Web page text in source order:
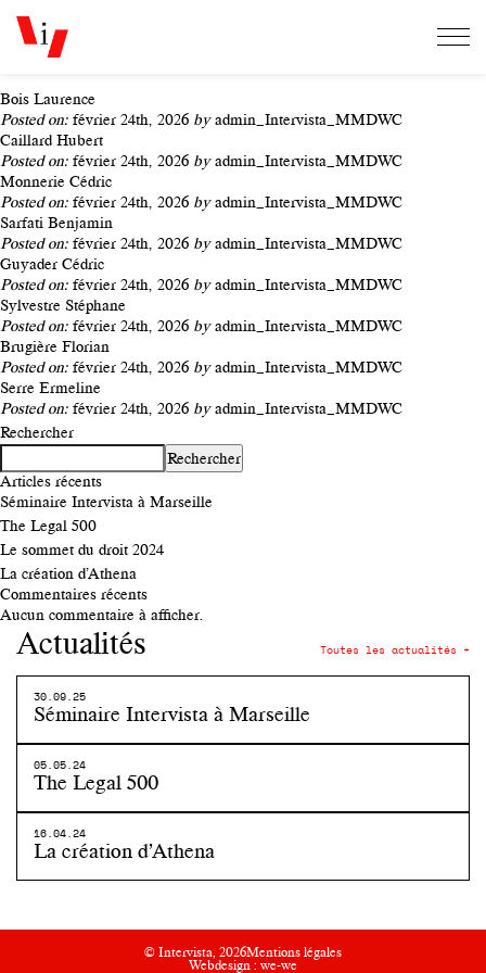
Bois Laurence
Posted on: février 24th, 2026 by admin_Intervista_MMDWC
Caillard Hubert
Posted on: février 24th, 2026 by admin_Intervista_MMDWC
Monnerie Cédric
Posted on: février 24th, 2026 by admin_Intervista_MMDWC
Sarfati Benjamin
Posted on: février 24th, 2026 by admin_Intervista_MMDWC
Guyader Cédric
Posted on: février 24th, 2026 by admin_Intervista_MMDWC
Sylvestre Stéphane
Posted on: février 24th, 2026 by admin_Intervista_MMDWC
Brugière Florian
Posted on: février 24th, 2026 by admin_Intervista_MMDWC
Serre Ermeline
Posted on: février 24th, 2026 by admin_Intervista_MMDWC
Rechercher
Rechercher
Articles récents
Séminaire Intervista à Marseille
The Legal 500
Le sommet du droit 2024
La création d’Athena
Commentaires récents
Aucun commentaire à afficher.
Actualités Toutes les actualités +
30.09.25
Séminaire Intervista à Marseille
05.05.24
The Legal 500
16.04.24
La création d’Athena
© Intervista, 2026Mentions légales
Webdesign : we-we